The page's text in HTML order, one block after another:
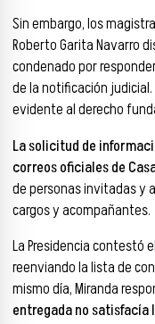
Sin embargo, los
Roberto Garita Navarro
condenado por
de la notificación
evidente al derecho
La solicitud de
correos oficiales de
de personas invitadas y
cargos y acompañantes.
La Presidencia contestó
reenviando la lista de
mismo día, Miranda
entregada no satisfacía